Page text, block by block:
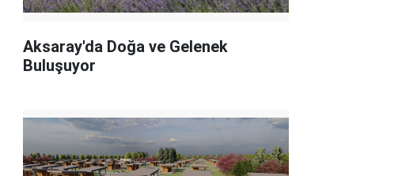
Aksaray'da Doğa ve Gelenek
Buluşuyor